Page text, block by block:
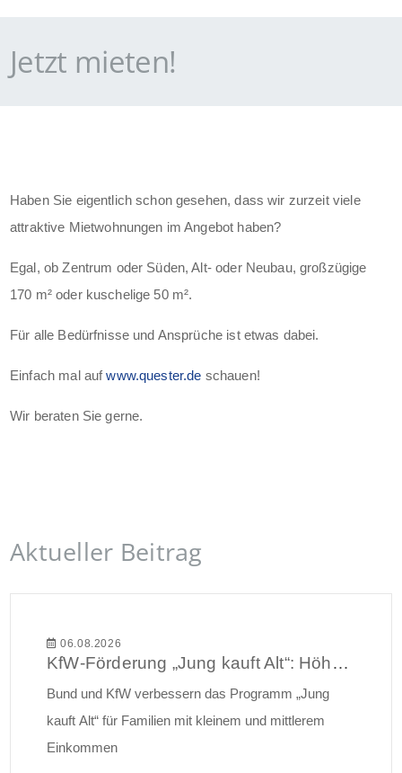
Jetzt mieten!
Haben Sie eigentlich schon gesehen, dass wir zurzeit viele
attraktive Mietwohnungen im Angebot haben?
Egal, ob Zentrum oder Süden, Alt- oder Neubau, großzügige
170 m² oder kuschelige 50 m².
Für alle Bedürfnisse und Ansprüche ist etwas dabei.
Einfach mal aufwww.quester.de schauen!
Wir beraten Sie gerne.
Aktueller Beitrag
06.08.2026
KfW-Förderung „Jung kauft Alt“: Höhere Kredite ab August 2026
Bund und KfW verbessern das Programm „Jung
kauft Alt“ für Familien mit kleinem und mittlerem
Einkommen